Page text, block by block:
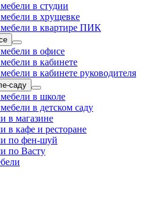
в студии
в хрущевке
мебели в квартире ПИК
в офисе
в кабинете
в кабинете руководителя
саду
в школе
в детском саду
в магазине
в кафе и ресторане
по фен-шуй
по Васту